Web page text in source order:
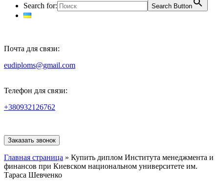
Search for:
Search Button
Почта для связи:
eudiploms@gmail.com
Телефон для связи:
+380932126762
Заказать звонок
Главная страница » Купить диплом Института менеджмента и
финансов при Киевском национальном университете им.
Тараса Шевченко